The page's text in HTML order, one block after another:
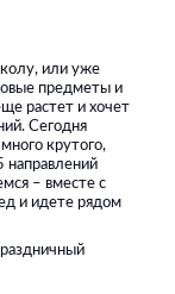
или уже
предметы и
растет и хочет
Сегодня
крутого,
– вместе с
и идете рядом